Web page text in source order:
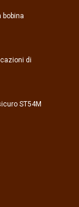
bobina
di
ST54M